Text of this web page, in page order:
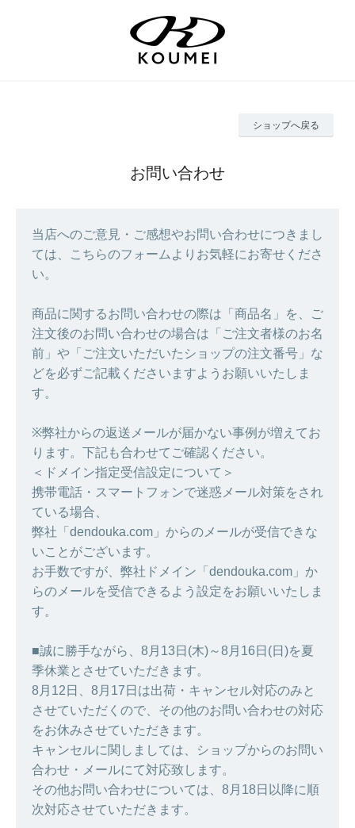
ショップへ戻る
お問い合わせ
当店へのご意見・ご感想やお問い合わせにつきまし
ては、こちらのフォームよりお気軽にお寄せくださ
い。
商品に関するお問い合わせの際は「商品名」を、ご
注文後のお問い合わせの場合は「ご注文者様のお名
前」や「ご注文いただいたショップの注文番号」な
どを必ずご記載くださいますようお願いいたしま
す。
※弊社からの返送メールが届かない事例が増えてお
ります。下記も合わせてご確認ください。
＜ドメイン指定受信設定について＞
携帯電話・スマートフォンで迷惑メール対策をされ
ている場合、
弊社「dendouka.com」からのメールが受信できな
いことがございます。
お手数ですが、弊社ドメイン「dendouka.com」か
らのメールを受信できるよう設定をお願いいたしま
す。
■誠に勝手ながら、8月13日(木)～8月16日(日)を夏
季休業とさせていただきます。
8月12日、8月17日は出荷・キャンセル対応のみと
させていただくので、その他のお問い合わせの対応
をお休みさせていただきます。
キャンセルに関しましては、ショップからのお問い
合わせ・メールにて対応致します。
その他お問い合わせについては、8月18日以降に順
次対応させていただきます。